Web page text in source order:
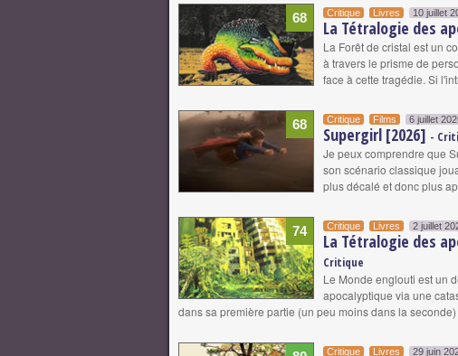
68 Critique Livres 10 juillet
La Tétralogie des
La Forêt de cristal est un
à travers le prisme de
face à cette tragédie. Si
68 Critique Films 6 juillet
Supergirl [2026] -
Je peux comprendre que
son scénario classique
plus décalé et donc plus
74 Critique Livres 2 juillet
La Tétralogie des
Critique
Le Monde englouti est un
apocalyptique via une
dans sa première partie (un peu moins dans la
Critique Livres 29 juin